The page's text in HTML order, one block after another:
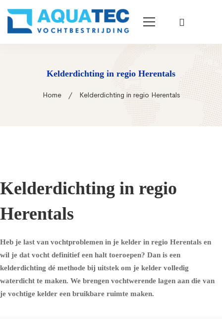
Kelderdichting in regio Herentals
Home Kelderdichting in regio Herentals
Kelderdichting in regio
Herentals
Heb je last van vochtproblemen in je kelder in regio Herentals en
wil je dat vocht definitief een halt toeroepen? Dan is een
kelderdichting dé methode bij uitstek om je kelder volledig
waterdicht te maken. We brengen vochtwerende lagen aan die van
je vochtige kelder een bruikbare ruimte maken.